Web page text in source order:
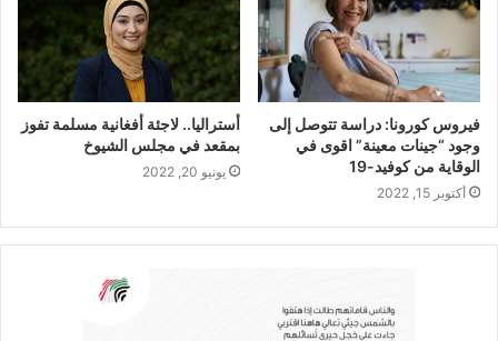
فيروس كورونا: دراسة تتوصل إلى
وجود “جينات معينة” اقوى في
الوقاية من كوفيد-19
أكتوبر 15, 2022
أستراليا.. لاجئة أفغانية مسلمة تفوز
بمقعد في مجلس الشيوخ
يونيو 20, 2022